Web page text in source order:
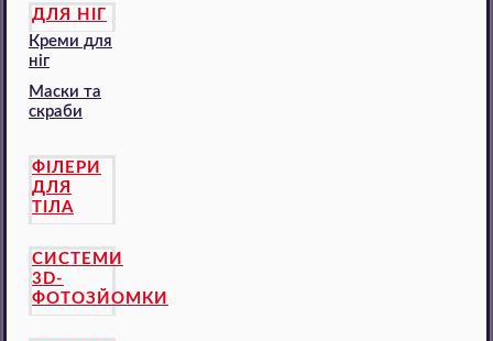
ДЛЯ НІГ
Креми для
ніг
Маски та
скраби
ФІЛЕРИ
ДЛЯ
ТІЛА
СИСТЕМИ
3D-
ФОТОЗЙОМКИ